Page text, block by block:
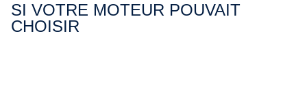
SI VOTRE MOTEUR POUVAIT
CHOISIR